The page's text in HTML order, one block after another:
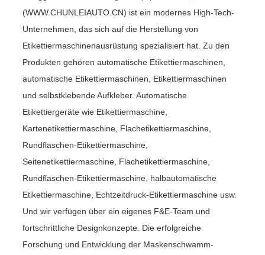
(WWW.CHUNLEIAUTO.CN) ist ein modernes High-Tech-
Unternehmen, das sich auf die Herstellung von
Etikettiermaschinenausrüstung spezialisiert hat. Zu den
Produkten gehören automatische Etikettiermaschinen,
automatische Etikettiermaschinen, Etikettiermaschinen
und selbstklebende Aufkleber. Automatische
Etikettiergeräte wie Etikettiermaschine,
Kartenetikettiermaschine, Flachetikettiermaschine,
Rundflaschen-Etikettiermaschine,
Seitenetikettiermaschine, Flachetikettiermaschine,
Rundflaschen-Etikettiermaschine, halbautomatische
Etikettiermaschine, Echtzeitdruck-Etikettiermaschine usw.
Und wir verfügen über ein eigenes F&E-Team und
fortschrittliche Designkonzepte. Die erfolgreiche
Forschung und Entwicklung der Maskenschwamm-